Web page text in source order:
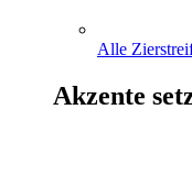
Alle
Akzente